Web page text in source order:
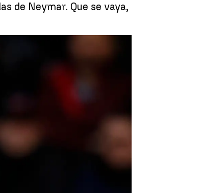
de Neymar. Que se vaya,